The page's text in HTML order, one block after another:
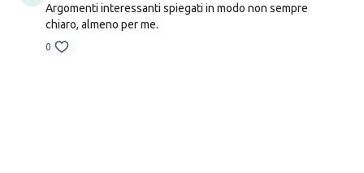
Argomenti interessanti spiegati in modo non sempre
chiaro, almeno per me.
0